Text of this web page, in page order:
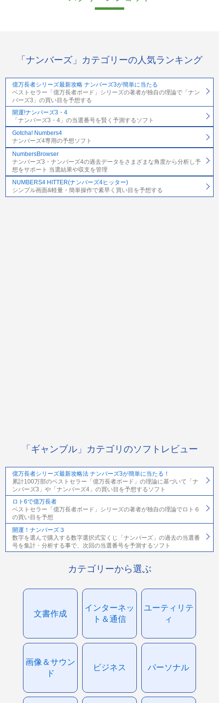
「ナンバーズ」カテゴリーの人気ランキング
億万長者シリーズ最新攻略 ナンバーズ3が簡単に当たる
ベストセラー「億万長者ボード」シリーズの著者が独自の理論で「ナン
バーズ3」の買い目を予想する
開運!ナンバーズ3・4
「ナンバーズ3・4」の当選番号を賢く予測するソフト
Gotcha! Numbers4
ナンバーズ4専用の予想ソフト
NumbersBrowser
ナンバーズ3・ナンバーズ4の過去データをさまざまな角度から分析し予
想をサポート 当選結果や収支を管理
NUMBERS4 HITTER(ナンバーズ4ヒッター)
シンプル画面&軽量・簡単操作で素早く買い目を予想する
「ギャンブル」カテゴリのソフトレビュー
億万長者シリーズ最新攻略法 ナンバーズ3が簡単に当たる！
累計100万部のベストセラー「億万長者ボード」の理論に基づいて「ナ
ンバーズ3」や「ナンバーズ4」の買い目を予想するソフト
ロト6で億万長者
ベストセラー「億万長者ボード」シリーズの著者が独自の理論でロト６
の買い目を予想
開運！ナンバーズ３
数字を選んで購入する数字選択式宝くじ「ナンバーズ」の過去の当選番
号を集計・分析する事で、次回の当選番号を予測するソフト
カテゴリーから選ぶ
文書作成
インターネッ
ト＆通信
ユーティリテ
ィ
画像＆サウン
ド
ビジネス パーソナル